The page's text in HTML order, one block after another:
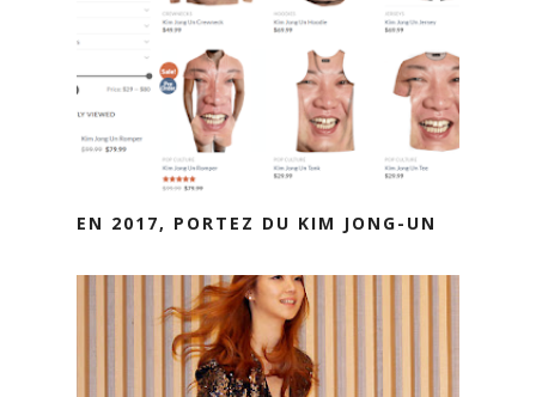
EN 2017, PORTEZ DU KIM JONG-UN